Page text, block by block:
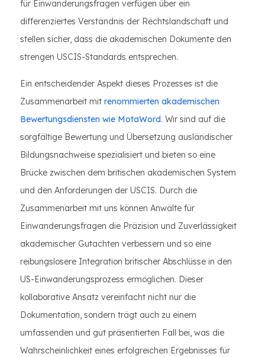
für Einwanderungsfragen verfügen über ein
differenziertes Verständnis der Rechtslandschaft und
stellen sicher, dass die akademischen Dokumente den
strengen USCIS-Standards entsprechen.
Ein entscheidender Aspekt dieses Prozesses ist die
Zusammenarbeit mit renommierten akademischen
Bewertungsdiensten wie MotaWord. Wir sind auf die
sorgfältige Bewertung und Übersetzung ausländischer
Bildungsnachweise spezialisiert und bieten so eine
Brücke zwischen dem britischen akademischen System
und den Anforderungen der USCIS. Durch die
Zusammenarbeit mit uns können Anwälte für
Einwanderungsfragen die Präzision und Zuverlässigkeit
akademischer Gutachten verbessern und so eine
reibungslosere Integration britischer Abschlüsse in den
US-Einwanderungsprozess ermöglichen. Dieser
kollaborative Ansatz vereinfacht nicht nur die
Dokumentation, sondern trägt auch zu einem
umfassenden und gut präsentierten Fall bei, was die
Wahrscheinlichkeit eines erfolgreichen Ergebnisses für